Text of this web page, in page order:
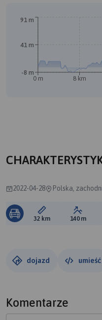
0 m 8 km
-8 m
41 m
91 m
2022-04-28 Polska,
Długość trasy:
32 km Suma
140 m
dojazd umieść
Komentarze